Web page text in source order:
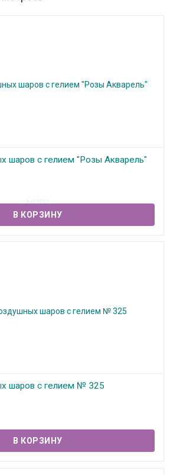
шаров с гелием "Розы Акварель"
шаров с гелием № 325